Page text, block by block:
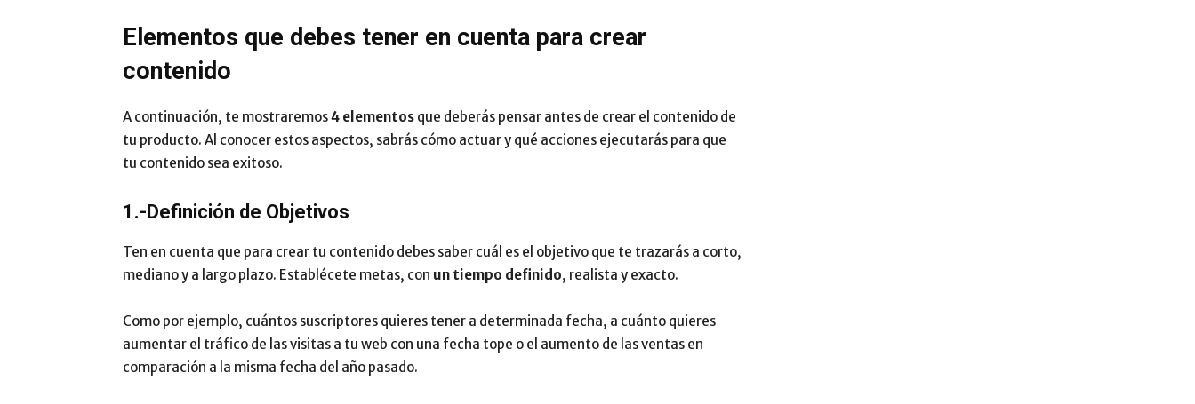
Elementos que debes tener en cuenta para crear
contenido
A continuación, te mostraremos4 elementos que deberás pensar antes de crear el contenido de
tu producto. Al conocer estos aspectos, sabrás cómo actuar y qué acciones ejecutarás para que
tu contenido sea exitoso.
1.-Definición de Objetivos
Ten en cuenta que para crear tu contenido debes saber cuál es el objetivo que te trazarás a corto,
mediano y a largo plazo. Establécete metas, con un tiempo definido, realista y exacto.
Como por ejemplo, cuántos suscriptores quieres tener a determinada fecha, a cuánto quieres
aumentar el tráfico de las visitas a tu web con una fecha tope o el aumento de las ventas en
comparación a la misma fecha del año pasado.